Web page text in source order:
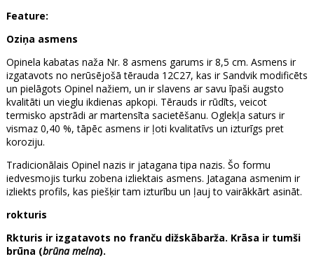
Feature:
Oziņa asmens
Opinela kabatas naža Nr. 8 asmens garums ir 8,5 cm. Asmens ir
izgatavots no nerūsējošā tērauda 12C27, kas ir Sandvik modificēts
un pielāgots Opinel nažiem, un ir slavens ar savu īpaši augsto
kvalitāti un vieglu ikdienas apkopi. Tērauds ir rūdīts, veicot
termisko apstrādi ar martensīta sacietēšanu. Oglekļa saturs ir
vismaz 0,40 %, tāpēc asmens ir ļoti kvalitatīvs un izturīgs pret
koroziju.
Tradicionālais Opinel nazis ir jatagana tipa nazis. Šo formu
iedvesmojis turku zobena izliektais asmens. Jatagana asmenim ir
izliekts profils, kas piešķir tam izturību un ļauj to vairākkārt asināt.
rokturis
Rkturis ir izgatavots no franču dižskābarža. Krāsa ir tumši
brūna (brūna melna).